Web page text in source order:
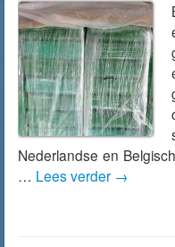
Nederlandse en
… Lees verder →